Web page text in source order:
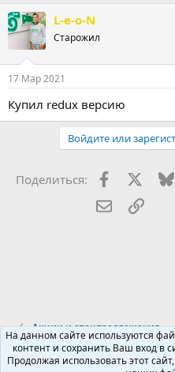
L-e-o-N
Старожил
17 Мар 2021
Купил redux версию
Войдите или
Поделиться: Facebook
X
Акции и спецпредложения
Russian (RU)
На данном сайте используются
контент и сохранить Ваш вход в
Продолжая использовать этот